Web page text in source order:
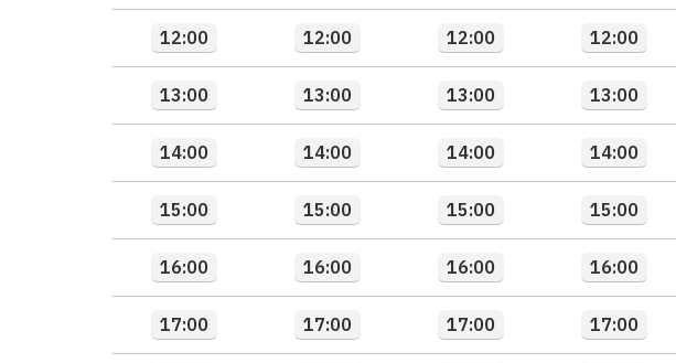
12:00
13:00
14:00
15:00
16:00
17:00
12:00
13:00
14:00
15:00
16:00
17:00
12:00
13:00
14:00
15:00
16:00
17:00
12:00
13:00
14:00
15:00
16:00
17:00